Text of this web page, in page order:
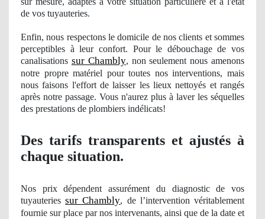
de vos tuyauteries.
Enfin, nous respectons le domicile de nos clients et sommes
perceptibles à leur confort. Pour le débouchagede vos
canalisations sur Chambly, non seulement nous amenons
notre propre matériel pour toutes nos interventions, mais
nous faisons l'effort de laisser les lieux nettoyés et rangés
après notre passage. Vous n'aurez plus à laver les séquelles
des prestations de plombiers indélicats!
Des tarifs transparents et ajustés à
chaque situation.
Nos prix dépendent assurément du diagnosticde vos
tuyauteriessur Chambly, de l’intervention véritablement
fournie sur place par nos intervenants, ainsi que de la date et